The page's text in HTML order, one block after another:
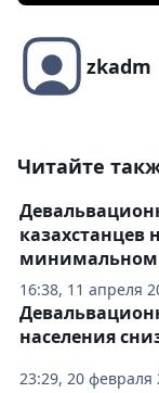
zkadm
Читайте
16:38, 11 апреля
казахстанцев
минимальном
23:29, 20 февраля
населения